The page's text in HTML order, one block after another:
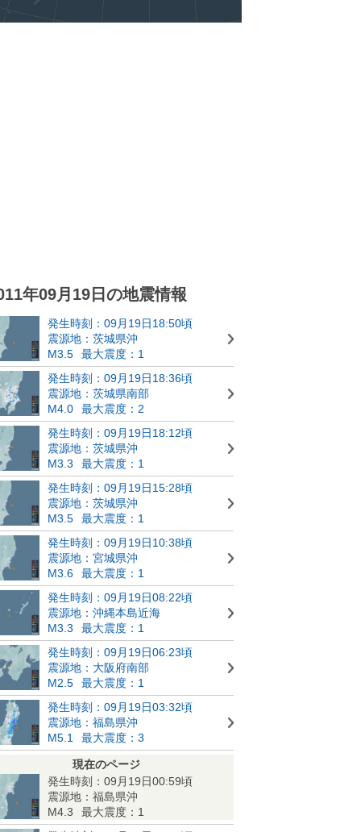
年09月19日の地震情報
発生時刻：09月19日18:50頃
震源地：茨城県沖
M3.5
最大震度：1
発生時刻：09月19日18:36頃
震源地：茨城県南部
M4.0
最大震度：2
発生時刻：09月19日18:12頃
震源地：茨城県沖
M3.3
最大震度：1
発生時刻：09月19日15:28頃
震源地：茨城県沖
M3.5
最大震度：1
発生時刻：09月19日10:38頃
震源地：宮城県沖
M3.6
最大震度：1
発生時刻：09月19日08:22頃
震源地：沖縄本島近海
M3.3
最大震度：1
発生時刻：09月19日06:23頃
震源地：大阪府南部
M2.5
最大震度：1
発生時刻：09月19日03:32頃
震源地：福島県沖
M5.1
最大震度：3
現在のページ
発生時刻：09月19日00:59頃
震源地：福島県沖
M4.3
最大震度：1